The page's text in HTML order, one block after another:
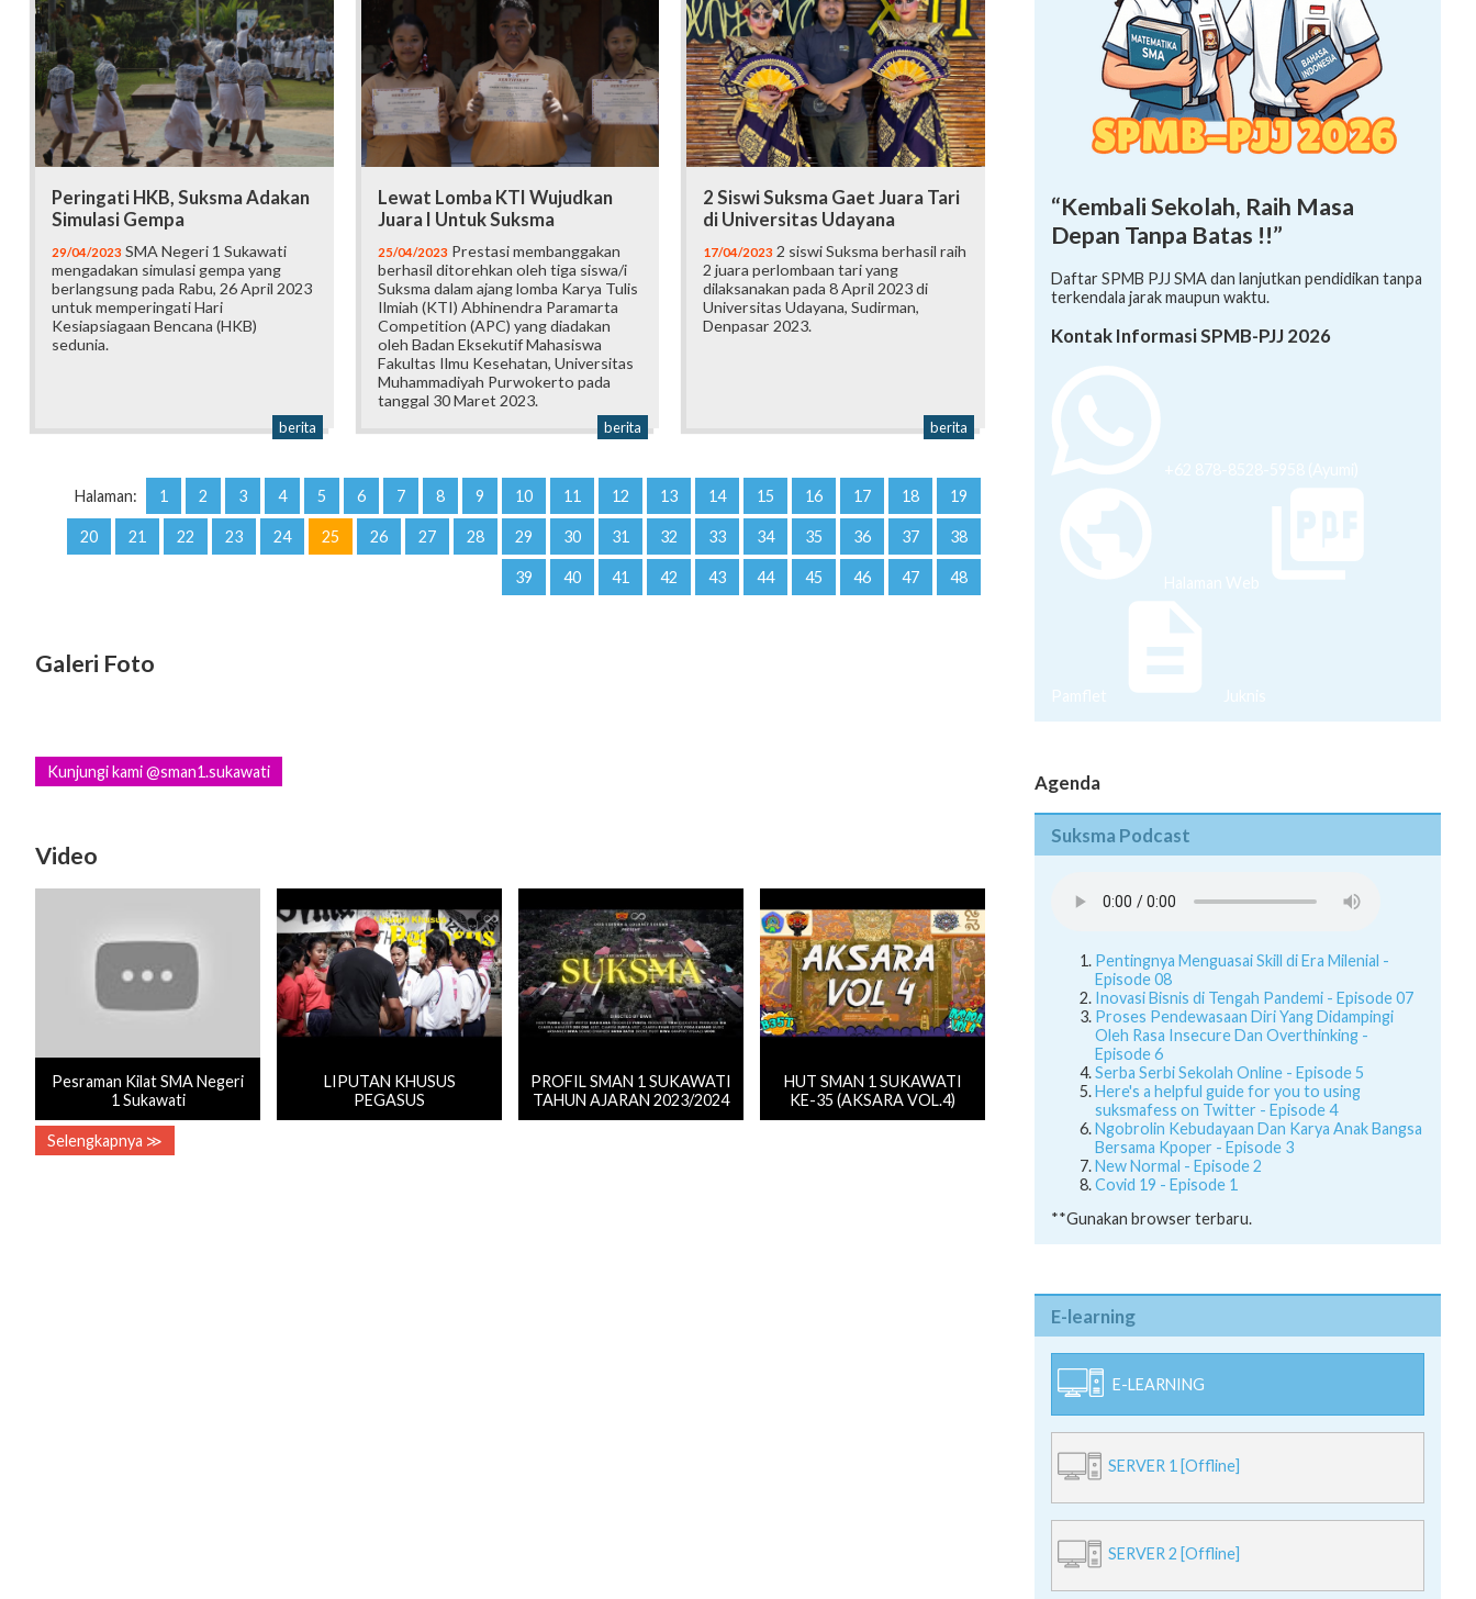
Peringati HKB, Suksma Adakan
Simulasi Gempa
29/04/2023 SMA Negeri 1 Sukawati
mengadakan simulasi gempa yang
berlangsung pada Rabu, 26 April 2023
untuk memperingati Hari
Kesiapsiagaan Bencana (HKB)
sedunia.
berita
Lewat Lomba KTI Wujudkan
Juara I Untuk Suksma
25/04/2023 Prestasi membanggakan
berhasil ditorehkan oleh tiga siswa/i
Suksma dalam ajang lomba Karya Tulis
Ilmiah (KTI) Abhinendra Paramarta
Competition (APC) yang diadakan
oleh Badan Eksekutif Mahasiswa
Fakultas Ilmu Kesehatan, Universitas
Muhammadiyah Purwokerto pada
tanggal 30 Maret 2023.
berita
2 Siswi Suksma Gaet Juara Tari
di Universitas Udayana
17/04/2023 2 siswi Suksma berhasil raih
2 juara perlombaan tari yang
dilaksanakan pada 8 April 2023 di
Universitas Udayana, Sudirman,
Denpasar 2023.
berita
Halaman: 1 2 3 4 5 6 7 8 9 10 11 12 13 14 15 16 17 18 19
20 21 22 23 24 25 26 27 28 29 30 31 32 33 34 35 36 37 38
39 40 41 42 43 44 45 46 47 48
Galeri Foto
Kunjungi kami @sman1.sukawati
Video
Pesraman Kilat SMA Negeri
1 Sukawati
LIPUTAN KHUSUS
PEGASUS
PROFIL SMAN 1 SUKAWATI
TAHUN AJARAN 2023/2024
HUT SMAN 1 SUKAWATI
KE-35 (AKSARA VOL.4)
Selengkapnya ≫
“Kembali Sekolah, Raih Masa
Depan Tanpa Batas !!”
Daftar SPMB PJJ SMA dan lanjutkan pendidikan tanpa
terkendala jarak maupun waktu.
Kontak Informasi SPMB-PJJ 2026
+62 878-8528-5958 (Ayumi)
Halaman Web
Pamflet Juknis
Agenda
Suksma Podcast
Pentingnya Menguasai Skill di Era Milenial -
Episode 08
Inovasi Bisnis di Tengah Pandemi - Episode 07
Proses Pendewasaan Diri Yang Didampingi
Oleh Rasa Insecure Dan Overthinking -
Episode 6
Serba Serbi Sekolah Online - Episode 5
Here's a helpful guide for you to using
suksmafess on Twitter - Episode 4
Ngobrolin Kebudayaan Dan Karya Anak Bangsa
Bersama Kpoper - Episode 3
New Normal - Episode 2
Covid 19 - Episode 1
**Gunakan browser terbaru.
E-learning
E-LEARNING
SERVER 1 [Offline]
SERVER 2 [Offline]